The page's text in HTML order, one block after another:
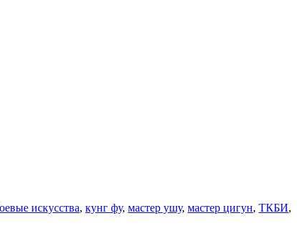
искусства, кунг фу, мастер ушу, мастер цигун, ТКБИ,